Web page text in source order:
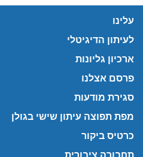
עלינו
לעיתון הדיגיטלי
ארכיון גליונות
פרסם אצלנו
סגירת מודעות
מפת תפוצה עיתון שישי בגולן
כרטיס ביקור